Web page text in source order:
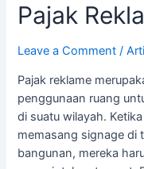
Pajak
Leave a Comment /
Pajak reklame
penggunaan ruang
di suatu wilayah.
memasang signage di
bangunan, mereka